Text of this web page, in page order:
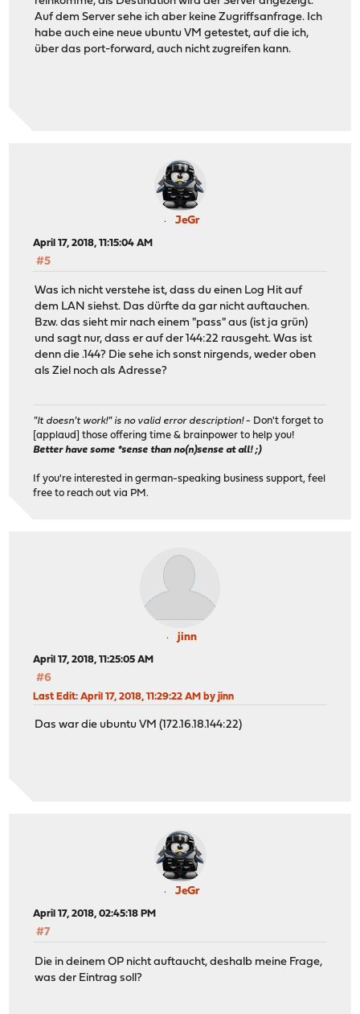
Auf dem Server sehe ich aber keine Zugriffsanfrage. Ich
habe auch eine neue ubuntu VM getestet, auf die ich,
über das port-forward, auch nicht zugreifen kann.
JeGr
April 17, 2018, 11:15:04 AM
#5
Was ich nicht verstehe ist, dass du einen Log Hit auf
dem LAN siehst. Das dürfte da gar nicht auftauchen.
Bzw. das sieht mir nach einem "pass" aus (ist ja grün)
und sagt nur, dass er auf der 144:22 rausgeht. Was ist
denn die .144? Die sehe ich sonst nirgends, weder oben
als Ziel noch als Adresse?
"It doesn't work!" is no valid error description!- Don't forget to
[applaud] those offering time & brainpower to help you!
Better have some *sense than no(n)sense at all! ;)
If you're interested in german-speaking business support, feel
free to reach out via PM.
jinn
April 17, 2018, 11:25:05 AM
#6
Last Edit: April 17, 2018, 11:29:22 AM by jinn
Das war die ubuntu VM (172.16.18.144:22)
JeGr
April 17, 2018, 02:45:18 PM
#7
Die in deinem OP nicht auftaucht, deshalb meine Frage,
was der Eintrag soll?